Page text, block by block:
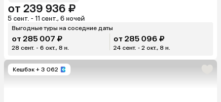
от 239 936 ₽
5 сент. - 11 сент., 6 ночей
Выгодные туры на соседние даты
от 285 007 ₽
28 сент. - 6 окт., 8 н.
от 285 096 ₽
24 сент. - 2 окт., 8 н.
Кешбэк + 3 062